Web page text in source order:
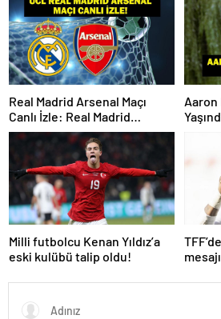
Real Madrid Arsenal Maçı
Canlı İzle: Real Madrid
Arsenal Maçı Hangi Kanalda?
Real Madrid Arsenal Maçı Ne
Zaman, Saat Kaçta? İşte Maç
Kadrosu
Aaron
Milli futbolcu Kenan Yıldız’a
eski kulübü talip oldu!
mesajı